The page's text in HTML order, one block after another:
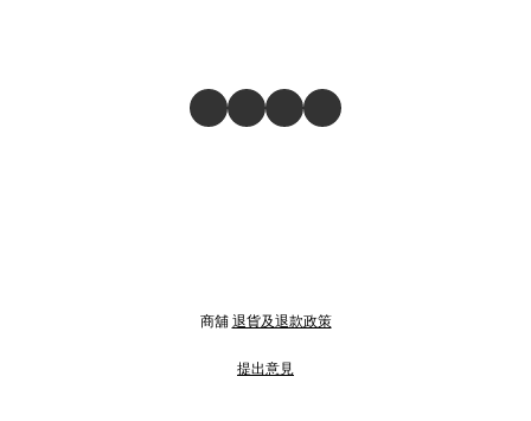
商舖 退貨及退款政策
提出意見